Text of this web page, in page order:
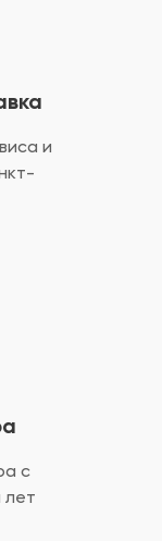
и
с
лет